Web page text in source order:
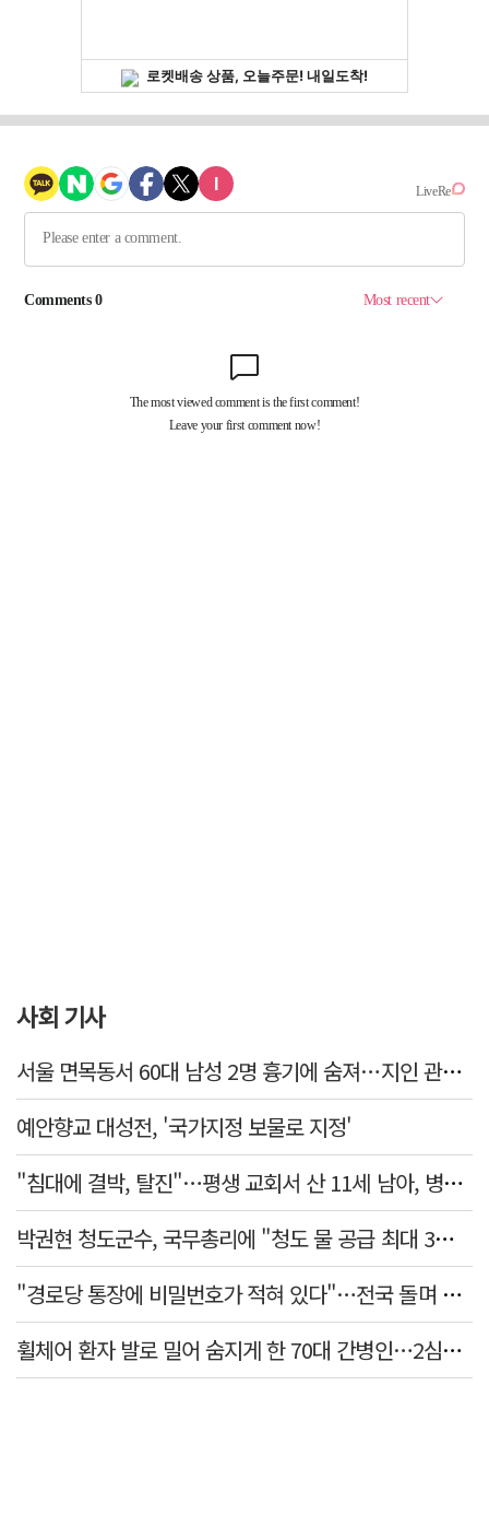
사회 기사
서울 면목동서 60대 남성 2명 흉기에 숨져…지인 관계로 추정
예안향교 대성전, '국가지정 보물로 지정'
"침대에 결박, 탈진"…평생 교회서 산 11세 남아, 병원 이송 끝 숨져
박권현 청도군수, 국무총리에 "청도 물 공급 최대 3만t 늘려달라"
"경로당 통장에 비밀번호가 적혀 있다"…전국 돌며 경로당 13곳 턴 30대 구속
휠체어 환자 발로 밀어 숨지게 한 70대 간병인…2심도 집행유예